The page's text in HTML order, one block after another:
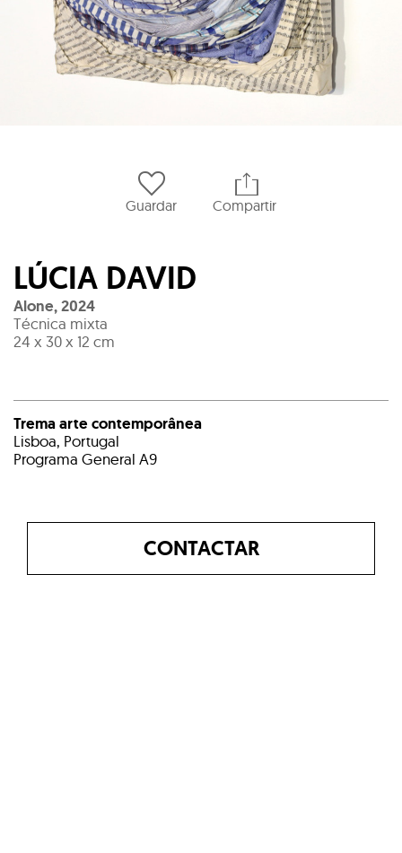
Guardar Compartir
LÚCIA DAVID
Alone,2024
Técnica mixta
24 x 30 x 12 cm
Trema arte contemporânea
Lisboa, Portugal
Programa General A9
CONTACTAR